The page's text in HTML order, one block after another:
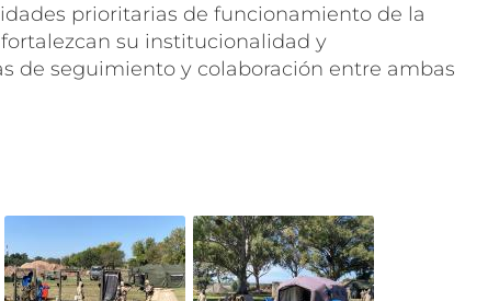
prioritarias de funcionamiento de la
su institucionalidad y
de seguimiento y colaboración entre ambas